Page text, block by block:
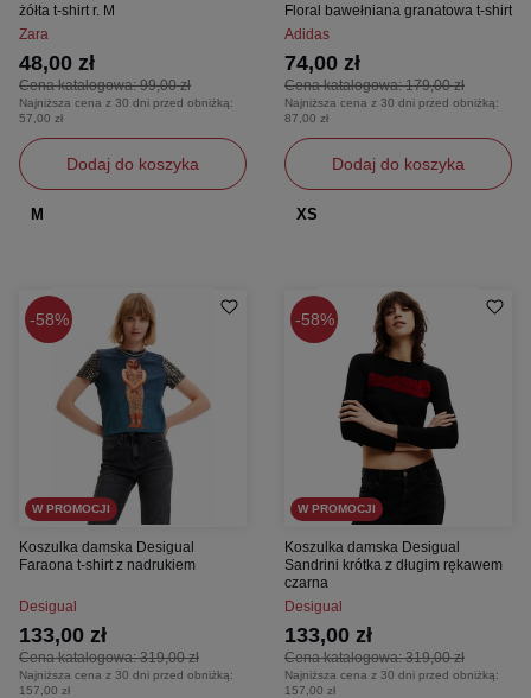
żółta t-shirt r. M
Zara
Cena katalogowa:99,00 zł
48,00 zł
Najniższa cena z 30 dni przed obniżką:
57,00 zł
Dodaj do koszyka
M
Floral bawełniana granatowa t-shirt
Adidas
Cena katalogowa:179,00 zł
74,00 zł
Najniższa cena z 30 dni przed obniżką:
87,00 zł
Dodaj do koszyka
XS
58%
W PROMOCJI
Koszulka damska Desigual
Faraona t-shirt z nadrukiem
Desigual
Cena katalogowa:319,00 zł
133,00 zł
Najniższa cena z 30 dni przed obniżką:
157,00 zł
58%
W PROMOCJI
Koszulka damska Desigual
Sandrini krótka z długim rękawem
czarna
Desigual
Cena katalogowa:319,00 zł
133,00 zł
Najniższa cena z 30 dni przed obniżką:
157,00 zł